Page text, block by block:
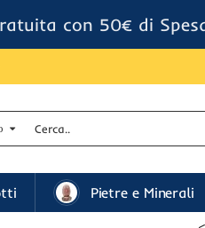
con 50€ di
Pietre e Minerali